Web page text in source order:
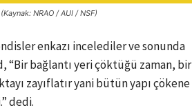
NRAO / AUI / NSF)
enkazı incelediler ve sonunda
“Bir bağlantı yeri çöktüğü zaman, bir
zayıflatır yani bütün yapı çökene
dedi.